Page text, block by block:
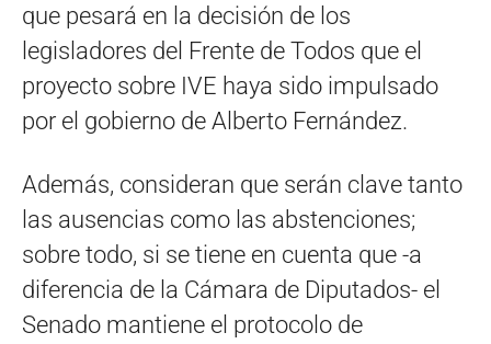
que pesará en la decisión de los
legisladores del Frente de Todos que el
proyecto sobre IVE haya sido impulsado
por el gobierno de Alberto Fernández.
Además, consideran que serán clave tanto
las ausencias como las abstenciones;
sobre todo, si se tiene en cuenta que -a
diferencia de la Cámara de Diputados- el
Senado mantiene el protocolo de